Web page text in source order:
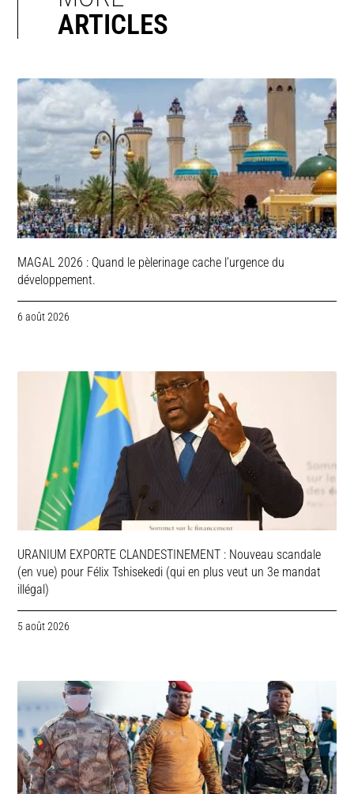
ARTICLES
MAGAL 2026 : Quand le pèlerinage cache l’urgence du
développement.
6 août 2026
URANIUM EXPORTE CLANDESTINEMENT : Nouveau scandale
(en vue) pour Félix Tshisekedi (qui en plus veut un 3e mandat
illégal)
5 août 2026